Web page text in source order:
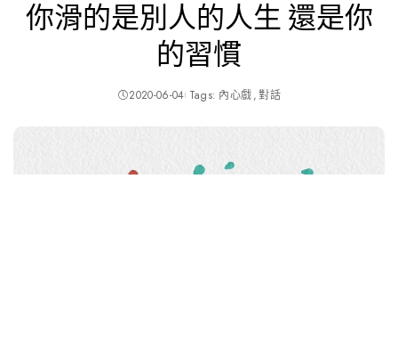
你滑的是別人的人生 還是你
的習慣
2020-06-04 Tags: 內心戲 對話